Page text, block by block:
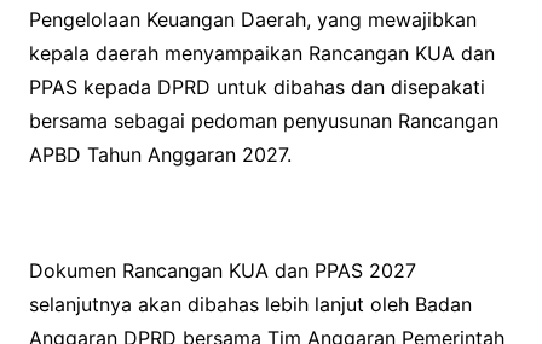
Pengelolaan Keuangan Daerah, yang mewajibkan
kepala daerah menyampaikan Rancangan KUA dan
PPAS kepada DPRD untuk dibahas dan disepakati
bersama sebagai pedoman penyusunan Rancangan
APBD Tahun Anggaran 2027.
Dokumen Rancangan KUA dan PPAS 2027
selanjutnya akan dibahas lebih lanjut oleh Badan
Anggaran DPRD bersama Tim Anggaran Pemerintah